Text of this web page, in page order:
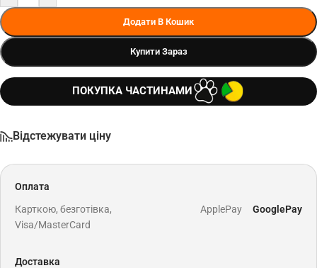
Додати В Кошик
Купити Зараз
ПОКУПКА ЧАСТИНАМИ
Відстежувати ціну
Оплата
Карткою, безготівка,
Visa/MasterCard
ApplePay GooglePay
Доставка